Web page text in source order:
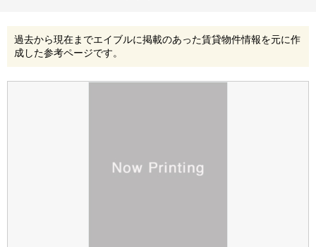
過去から現在までエイブルに掲載のあった賃貸物件情報を元に作
成した参考ページです。